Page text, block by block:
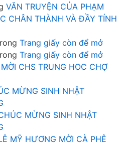
VĂN TRUYỆN CỦA PHẠM
CHÂN THÀNH VÀ ĐẦY TÍNH
Trang giấy còn để mở
Trang giấy còn để mở
MỜI CHS TRUNG HOC CHỢ
MỪNG SINH NHẬT
MỪNG SINH NHẬT
MỸ HƯƠNG MỜI CÀ PHÊ